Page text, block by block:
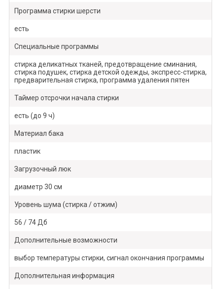
Программа стирки шерсти
есть
Специальные программы
стирка деликатных тканей, предотвращение сминания,
стирка подушек, стирка детской одежды, экспресс-стирка,
предварительная стирка, программа удаления пятен
Таймер отсрочки начала стирки
есть (до 9 ч)
Материал бака
пластик
Загрузочный люк
диаметр 30 см
Уровень шума (стирка / отжим)
56 / 74 Дб
Дополнительные возможности
выбор температуры стирки, сигнал окончания программы
Дополнительная информация